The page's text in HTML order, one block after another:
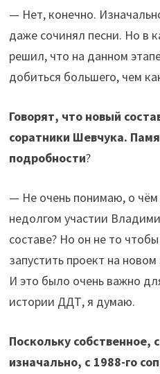
— Нет, конечно.
даже сочинял песни. Но в
решил, что на данном
добиться большего, чем
Говорят, что новый
соратники Шевчука.
подробности?
— Не очень понимаю, о
недолгом участии
составе? Но он не то
запустить проект на
И это было очень важно
истории ДДТ, я думаю.
Поскольку собственное,
изначально, с 1988-го